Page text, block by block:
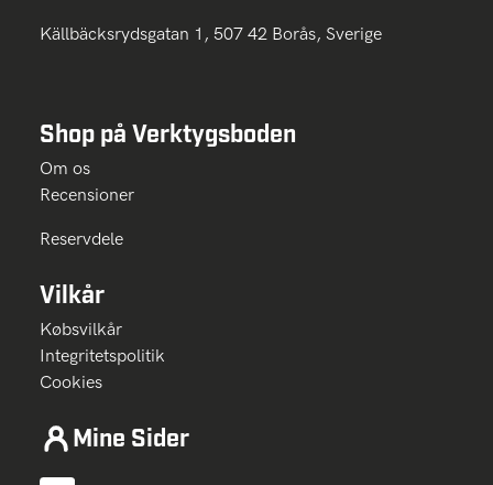
Källbäcksrydsgatan 1, 507 42 Borås, Sverige
Shop på Verktygsboden
Om os
Recensioner
Reservdele
Vilkår
Købsvilkår
Integritetspolitik
Cookies
Mine Sider